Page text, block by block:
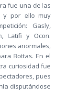
fue una de las
y por ello muy
Gasly,
Latifi y Ocon.
anormales,
Bottas. En el
curiosidad fue
pues
disputándose